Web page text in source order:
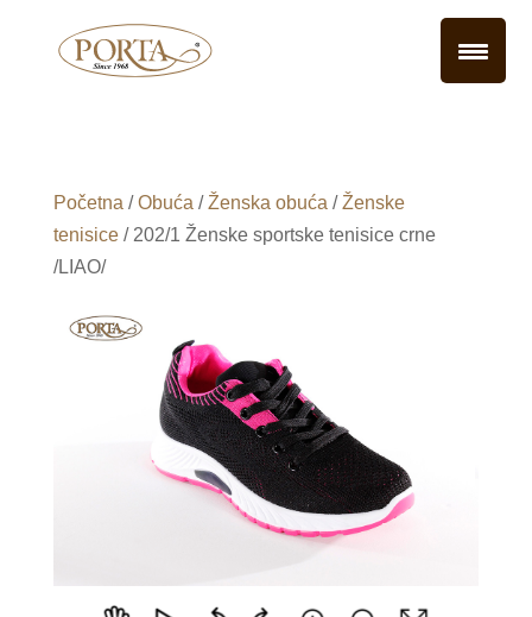
Početna /Obuća /Ženska obuća /Ženske
tenisice/ 202/1 Ženske sportske tenisice crne
/LIAO/